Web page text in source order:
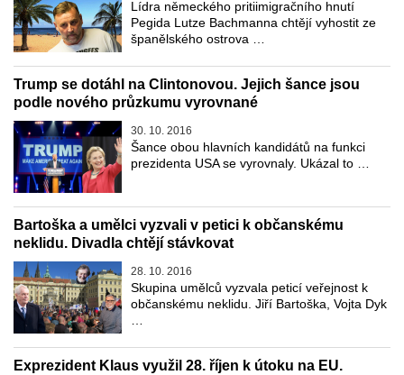
Lídra německého pritiimigračního hnutí
Pegida Lutze Bachmanna chtějí vyhostit ze
španělského ostrova …
Trump se dotáhl na Clintonovou. Jejich šance jsou
podle nového průzkumu vyrovnané
30. 10. 2016
Šance obou hlavních kandidátů na funkci
prezidenta USA se vyrovnaly. Ukázal to …
Bartoška a umělci vyzvali v petici k občanskému
neklidu. Divadla chtějí stávkovat
28. 10. 2016
Skupina umělců vyzvala peticí veřejnost k
občanskému neklidu. Jiří Bartoška, Vojta Dyk
Exprezident Klaus využil 28. říjen k útoku na EU.